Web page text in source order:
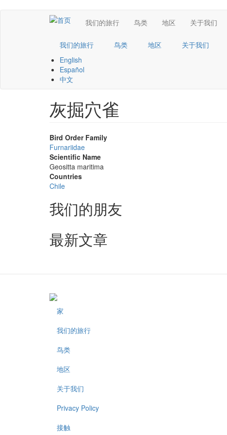
Main
navigation
我们的旅行 鸟类 地区 关于我们
我们的旅行 鸟类 地区 关于我们
English
Español
中文
灰掘穴雀
Bird Order Family
Furnariidae
Scientific Name
Geositta maritima
Countries
Chile
我们的朋友
最新文章
Footer
家
我们的旅行
鸟类
地区
关于我们
Privacy Policy
接触